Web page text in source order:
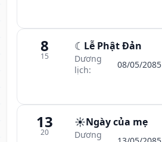
8
15
☾ Lễ Phật Đản
Dương
lịch:
08/05/2085
13
20
☀️Ngày của mẹ
Dương